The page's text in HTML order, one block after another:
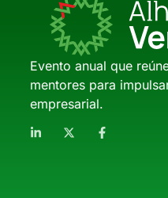
Evento anual que
mentores para
empresarial.